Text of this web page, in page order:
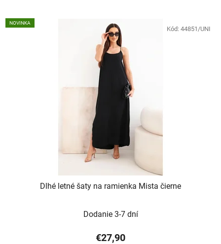
NOVINKA
Dlhé letné šaty na ramienka Mista čierne
Dodanie 3-7 dní
€27,90
Kód: 44851/UNI